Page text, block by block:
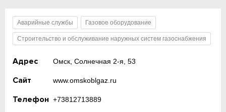
Аварийные службы Газовое оборудование
Строительство и обслуживание наружных систем газоснабжения
Адрес Омск, Солнечная 2-я, 53
Сайт www.omskoblgaz.ru
Телефон +73812713889